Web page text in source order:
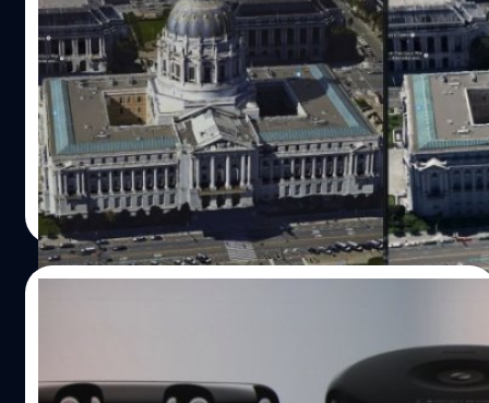
แผนที่ 3 มิติใหม่ของ Google Maps ละเอียดขึ้น
ได้อีก!
แผนที่สามมิติใน Google Maps ตัวใหม่ ลงรายละเอียดกว่า
เดิมได้อีก
DHANES KAEWMANEE| 4255 days ago
Read More
Samsung ประกาศเปิดตัว ‘Project Beyond’
กล้องเก็บภาพรอบด้าน 360 องศา